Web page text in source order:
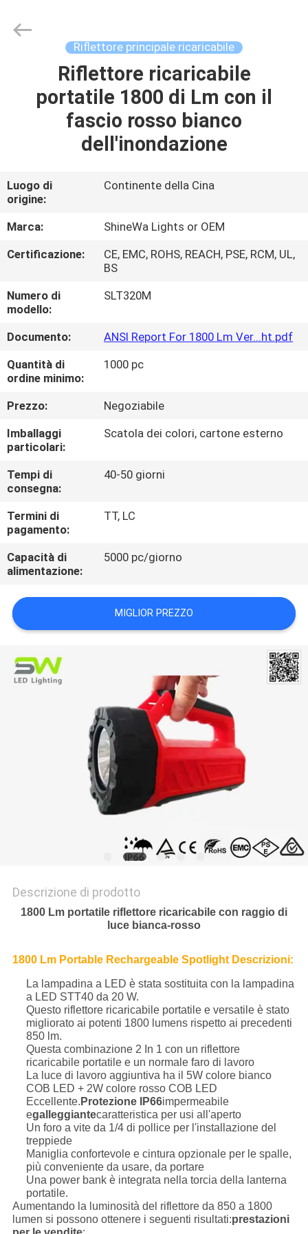
PRODOTTI
SU
DI
NOI
VISITA
ALLA
FABBRICA
CONTROLLO
DELLA
QUALITÀ
CONTATTACI
NOTIZIE
CASI
MAPPA
DEL
SITO
International
Trade
Riflettore principale ricaricabile
Riflettore ricaricabile
portatile 1800 di Lm con il
fascio rosso bianco
dell'inondazione
Luogo di
origine:
Continente della Cina
Marca:
ShineWa Lights or OEM
Certificazione:
CE, EMC, ROHS, REACH, PSE, RCM, UL,
BS
Numero di
modello:
SLT320M
Documento:
ANSI Report For 1800 Lm Ver...ht.pdf
Quantità di
ordine minimo:
1000 pc
Prezzo:
Negoziabile
Imballaggi
particolari:
Scatola dei colori, cartone esterno
Tempi di
consegna:
40-50 giorni
Termini di
pagamento:
TT, LC
Capacità di
alimentazione:
5000 pc/giorno
MIGLIOR PREZZO
Descrizione di prodotto
1800 Lm portatile riflettore ricaricabile con raggio di
luce bianca-rosso
1800 Lm Portable Rechargeable Spotlight Descrizioni:
La lampadina a LED è stata sostituita con la lampadina
a LED STT40 da 20 W.
Questo riflettore ricaricabile portatile e versatile è stato
migliorato ai potenti 1800 lumens rispetto ai precedenti
850 lm.
Questa combinazione 2 In 1 con un riflettore
ricaricabile portatile e un normale faro di lavoro
La luce di lavoro aggiuntiva ha il 5W colore bianco
COB LED + 2W colore rosso COB LED
Eccellente. Protezione IP66impermeabile
egalleggiantecaratteristica per usi all'aperto
Un foro a vite da 1/4 di pollice per l'installazione del
treppiede
Maniglia confortevole e cintura opzionale per le spalle,
più conveniente da usare, da portare
Una power bank è integrata nella torcia della lanterna
portatile.
Aumentando la luminosità del riflettore da 850 a 1800
lumen si possono ottenere i seguenti risultati:prestazioni